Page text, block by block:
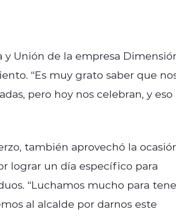
Unión de la empresa
“Es muy grato saber que
pero hoy nos celebran, y eso
también aprovechó la
lograr un día específico para
“Luchamos mucho para
al alcalde por darnos este